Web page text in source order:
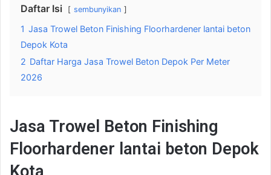
Daftar Isi sembunyikan
1 Jasa Trowel Beton Finishing Floorhardener lantai beton
Depok Kota
2 Daftar Harga Jasa Trowel Beton Depok Per Meter
2026
Jasa Trowel Beton Finishing
Floorhardener lantai beton Depok